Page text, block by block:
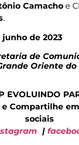
Camacho e
.
junho de 2023
de
Oriente do
EVOLUINDO
e Compartilhe
sociais
|